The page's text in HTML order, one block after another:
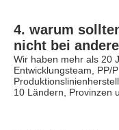
4. warum
nicht bei
Wir haben mehr als 20
Entwicklungsteam, PP/
10 Ländern, Provinzen